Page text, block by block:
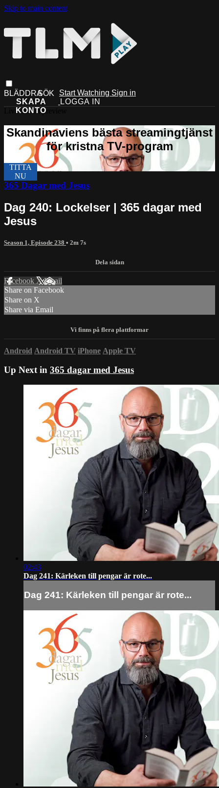
Skip to main content
Start Watching Sign in
Live stream preview
365 Dagar med Jesus
Dag 240: Lockelser | 365 dagar med
Jesus
Season 1, Episode 238 • 2m 7s
Facebook XEmail
Share on Facebook
Share on X
Share via Email
Android Android TV iPhone Apple TV
Up Next in 365 dagar med Jesus
02:43
Dag 241: Kärleken till pengar är rote...
Dag 241: Kärleken till pengar är rote...